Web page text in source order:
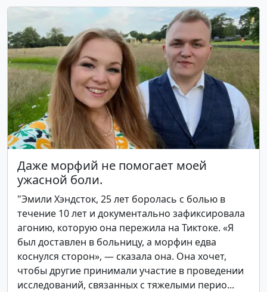
Даже морфий не помогает моей
ужасной боли.
"Эмили Хэндсток, 25 лет боролась с болью в
течение 10 лет и документально зафиксировала
агонию, которую она пережила на Тиктоке. «Я
был доставлен в больницу, а морфин едва
коснулся сторон», — сказала она. Она хочет,
чтобы другие принимали участие в проведении
исследований, связанных с тяжелыми перио...